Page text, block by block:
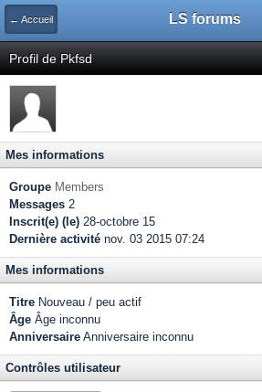
← Accueil LS forums
Profil de Pkfsd
Mes informations
Groupe Members
Messages 2
Inscrit(e) (le) 28-octobre 15
Dernière activité nov. 03 2015 07:24
Mes informations
Titre Nouveau / peu actif
Âge Âge inconnu
Anniversaire Anniversaire inconnu
Contrôles utilisateur